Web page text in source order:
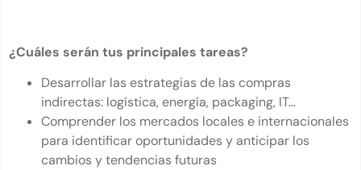
¿Cuáles serán tus principales tareas?
Desarrollar las estrategias de las compras
indirectas: logística, energía, packaging, IT…
Comprender los mercados locales e internacionales
para identificar oportunidades y anticipar los
cambios y tendencias futuras